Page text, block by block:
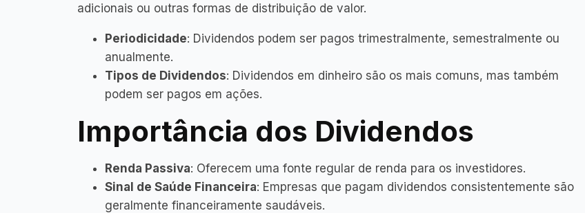
adicionais ou outras formas de distribuição de valor.
Periodicidade: Dividendos podem ser pagos trimestralmente, semestralmente ou
anualmente.
Tipos de Dividendos: Dividendos em dinheiro são os mais comuns, mas também
podem ser pagos em ações.
Importância dos Dividendos
Renda Passiva: Oferecem uma fonte regular de renda para os investidores.
Sinal de Saúde Financeira: Empresas que pagam dividendos consistentemente são
geralmente financeiramente saudáveis.